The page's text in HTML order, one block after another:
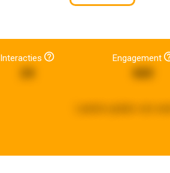
Interacties Engagement
660